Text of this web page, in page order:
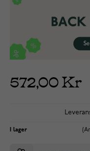
572,00 Kr
I lager